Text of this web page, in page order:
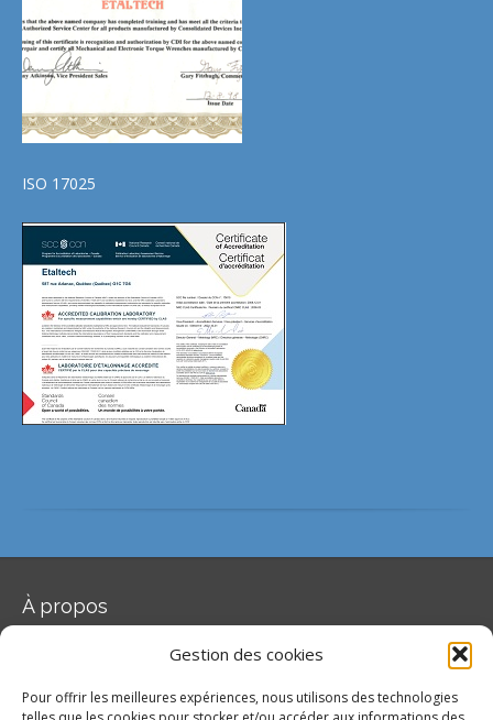
Gestion des cookies
Pour offrir les meilleures expériences, nous utilisons des technologies
ISO 17025
À propos
Notre objectif est de toujours satisfaire, et même d’aller au-delà des
Suivez nous sur